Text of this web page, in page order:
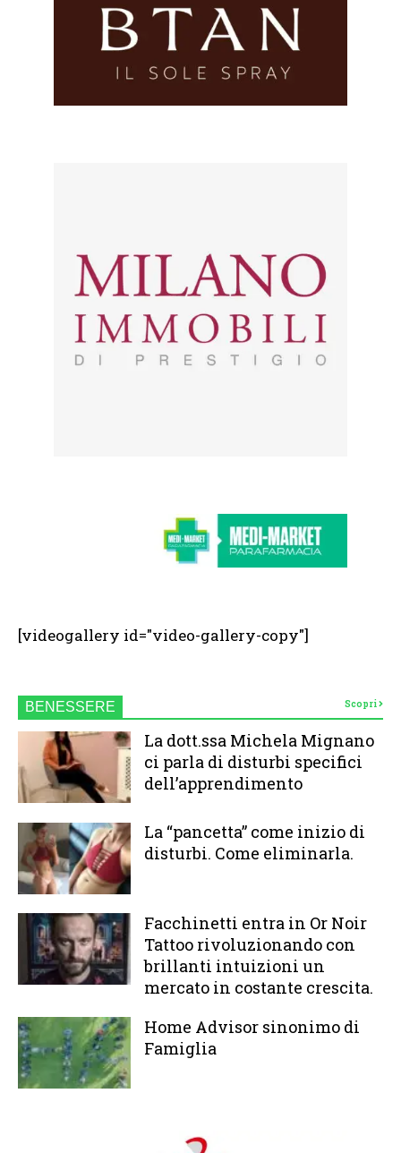
[videogallery id="video-gallery-copy"]
BENESSERE Scopri
La dott.ssa Michela Mignano
ci parla di disturbi specifici
dell’apprendimento
La “pancetta” come inizio di
disturbi. Come eliminarla.
Facchinetti entra in Or Noir
Tattoo rivoluzionando con
brillanti intuizioni un
mercato in costante crescita.
Home Advisor sinonimo di
Famiglia